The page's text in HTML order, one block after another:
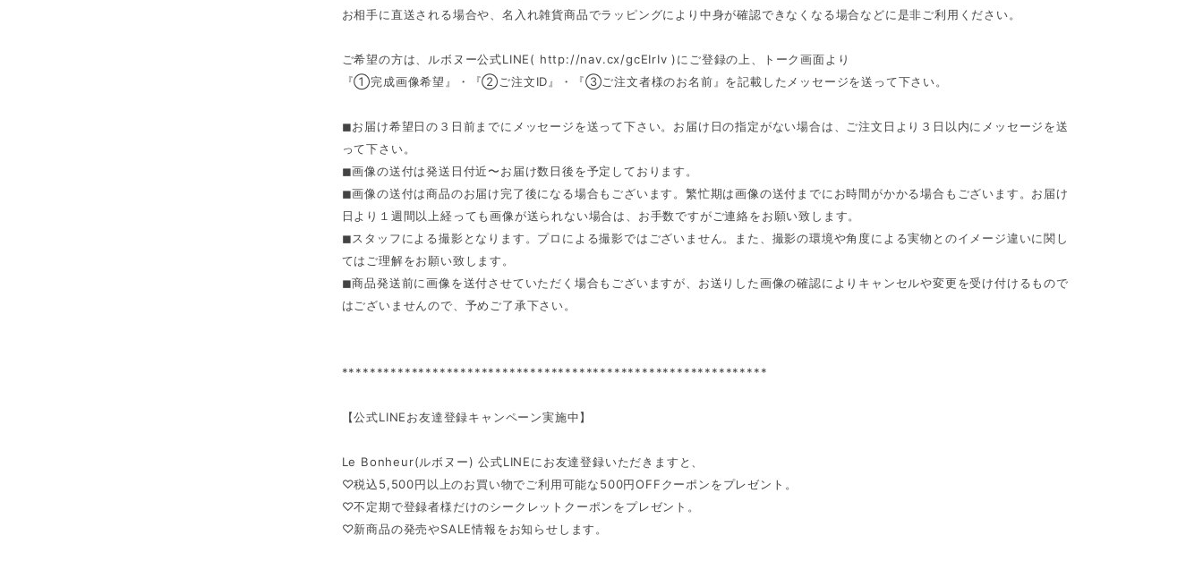
お相手に直送される場合や、名入れ雑貨商品でラッピングにより中身が確認できなくなる場合などに是非ご利用ください。
ご希望の方は、ルボヌー公式LINE( http://nav.cx/gcEIrIv )にご登録の上、トーク画面より
『①完成画像希望』・『②ご注文ID』・『③ご注文者様のお名前』を記載したメッセージを送って下さい。
◼︎お届け希望日の３日前までにメッセージを送って下さい。お届け日の指定がない場合は、ご注文日より３日以内にメッセージを送
って下さい。
◼︎画像の送付は発送日付近〜お届け数日後を予定しております。
◼︎画像の送付は商品のお届け完了後になる場合もございます。繁忙期は画像の送付までにお時間がかかる場合もございます。お届け
日より１週間以上経っても画像が送られない場合は、お手数ですがご連絡をお願い致します。
◼︎スタッフによる撮影となります。プロによる撮影ではございません。また、撮影の環境や角度による実物とのイメージ違いに関し
てはご理解をお願い致します。
◼︎商品発送前に画像を送付させていただく場合もございますが、お送りした画像の確認によりキャンセルや変更を受け付けるもので
はございませんので、予めご了承下さい。
*************************************************************
【公式LINEお友達登録キャンペーン実施中】
Le Bonheur(ルボヌー) 公式LINEにお友達登録いただきますと、
♡税込5,500円以上のお買い物でご利用可能な500円OFFクーポンをプレゼント。
♡不定期で登録者様だけのシークレットクーポンをプレゼント。
♡新商品の発売やSALE情報をお知らせします。